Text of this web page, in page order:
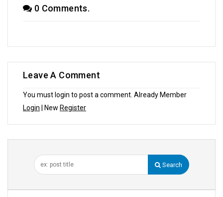
0 Comments.
Leave A Comment
You must login to post a comment. Already Member
Login | New Register
Search